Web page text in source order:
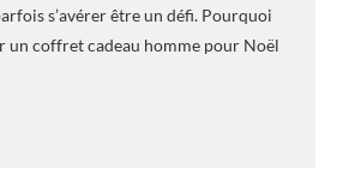
s’avérer être un défi. Pourquoi
un coffret cadeau homme pour Noël